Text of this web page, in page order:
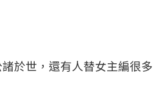
於世，還有人替女主編很多